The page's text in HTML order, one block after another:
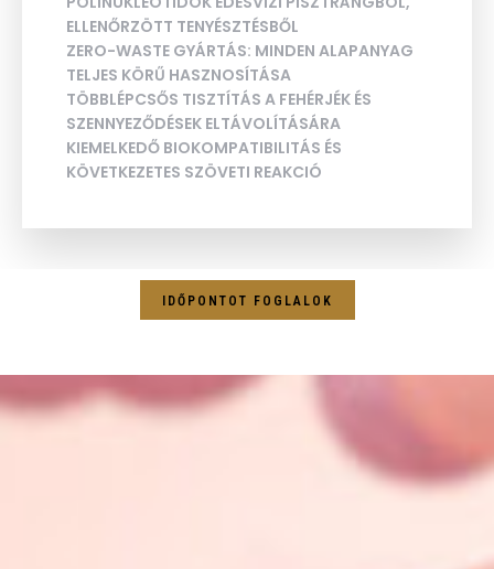
ELLENŐRZÖTT TENYÉSZTÉSBŐL
ZERO-WASTE GYÁRTÁS: MINDEN ALAPANYAG
TELJES KÖRŰ HASZNOSÍTÁSA
TÖBBLÉPCSŐS TISZTÍTÁS A FEHÉRJÉK ÉS
SZENNYEZŐDÉSEK ELTÁVOLÍTÁSÁRA
KIEMELKEDŐ BIOKOMPATIBILITÁS ÉS
KÖVETKEZETES SZÖVETI REAKCIÓ
IDŐPONTOT FOGLALOK